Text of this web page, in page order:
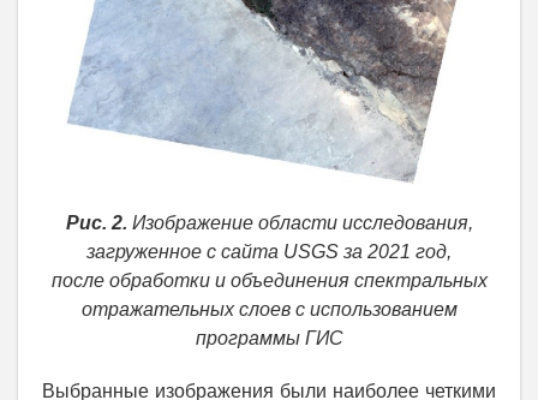
Рис. 2. Изображение области исследования,
загруженное с сайта USGS за 2021 год,
после обработки и объединения спектральных
отражательных слоев с использованием
программы ГИС
Выбранные изображения были наиболее четкими